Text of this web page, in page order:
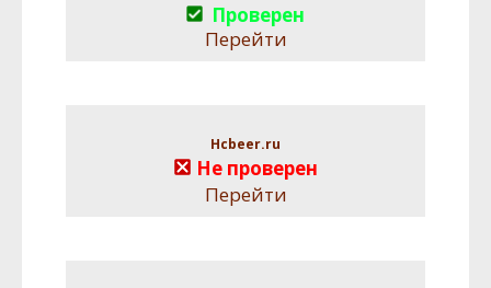
Проверен
Перейти
Hcbeer.ru
Не проверен
Перейти